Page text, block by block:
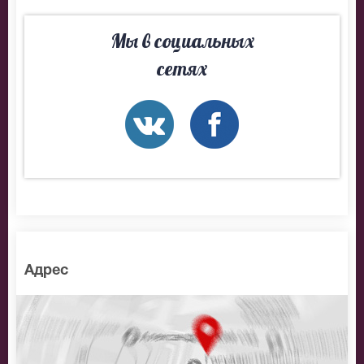
BitCoin
На нашем сайте всегда большой выбор билетов в
разные категории зрительного зала Кремлевский
Дворец. Если не удалось найти нужные билеты на
Владимир Маркин, позвоните нам в call-центр и мы
обязательно подберем Вам лучшие места по
Мы в социальных
сетях
Адрес